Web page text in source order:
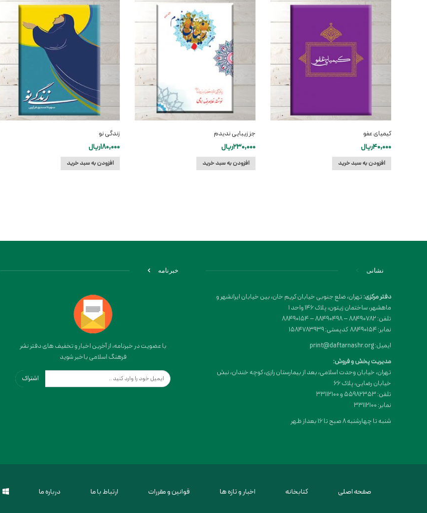
کیمیای عفو
40,000ریال
افزودن به سبد خرید
جز زیبایی ندیدم
230,000ریال
افزودن به سبد خرید
زندگی نو
180,000ریال
افزودن به سبد خرید
نشانی
دفتر مرکزی:تهران، ضلع جنوبی خیابان کریم خان، بین خیابان ایرانشهر و
ماهشهر، ساختمان زیتون، پلاک 146 واحد 1
تلفن: 88490782 – 88490498 – 88490154
نمابر: 88490154 کدپستی: 1584783939
ایمیل: print@daftarnashr.org
مدیریت پخش و فروش:
تهران، خیابان وحدت اسلامی، بعد از بیمارستان رازی، کوچه خندان، نبش
خیابان رضایی، پلاک ۶۶
تلفن: 55982353 و 33112100
نمابر: 33112100
شنبه تا چهارشنبه 8 صبح تا 16 بعداز ظهر
خبرنامه
با عضویت در خبرنامه، از آخرین اخبار و تخفیف های دفتر نشر
فرهنگ اسلامی باخبر شوید
اشتراک
صفحه اصلی کتابخانه اخبار و تازه ها قوانین و مقررات ارتباط با ما درباره ما